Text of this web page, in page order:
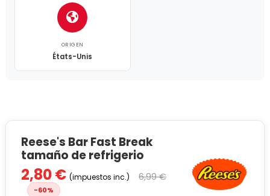
ORIGEN
États-Unis
Reese's Bar Fast Break
tamaño de refrigerio
2,80 € (impuestos inc.) 6,99 €
-60%